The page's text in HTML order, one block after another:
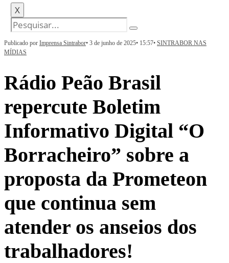
X
Publicado por Imprensa Sintrabor• 3 de junho de 2025• 15:57• SINTRABOR NAS
MÍDIAS
Rádio Peão Brasil
repercute Boletim
Informativo Digital “O
Borracheiro” sobre a
proposta da Prometeon
que continua sem
atender os anseios dos
trabalhadores!